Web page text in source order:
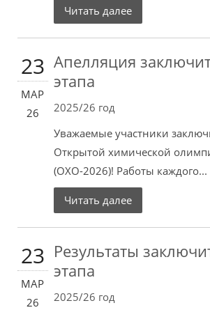
Читать далее
23
МАР
26
Апелляция
этапа
2025/26 год
Уважаемые участники
Открытой химической
(ОХО-2026)! Работы каждого...
Читать далее
23
МАР
26
Результаты
этапа
2025/26 год